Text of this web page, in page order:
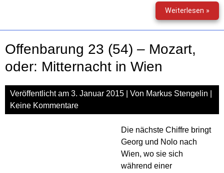
Weiterlesen »
(18)
–
Offenbarung 23 (54) – Mozart,
oder: Mitternacht in Wien
Veröffentlicht am 3. Januar 2015 | Von Markus Stengelin
Keine Kommentare
Die nächste Chiffre bringt
Georg und Nolo nach
Wien, wo sie sich
während einer